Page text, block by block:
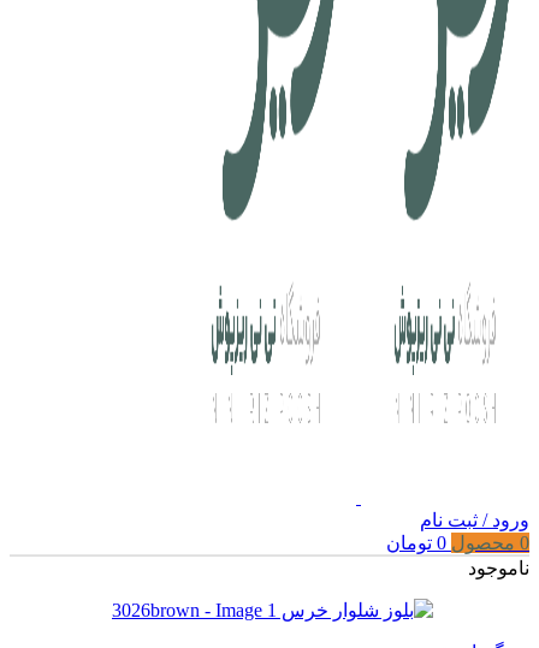
ورود / ثبت نام
0 محصول 0 تومان
ناموجود